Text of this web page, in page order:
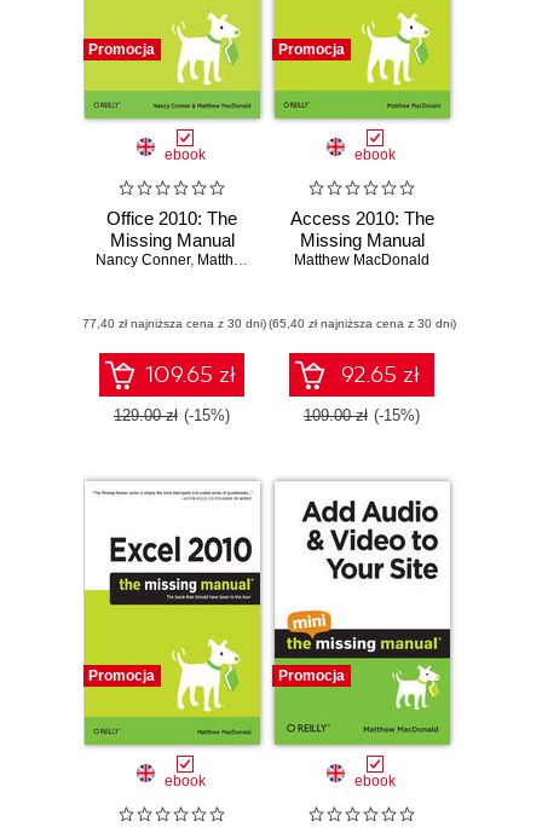
Promocja
ebook
Office 2010: The
Missing Manual
Nancy Conner, Matthew MacDonald
(77,40 zł najniższa cena z 30 dni)
109.65 zł
129.00 zł (-15%)
Promocja
ebook
Access 2010: The
Missing Manual
Matthew MacDonald
(65,40 zł najniższa cena z 30 dni)
92.65 zł
109.00 zł (-15%)
Promocja
ebook
Promocja
ebook